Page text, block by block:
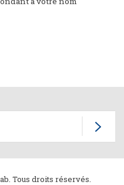
Tous droits réservés.